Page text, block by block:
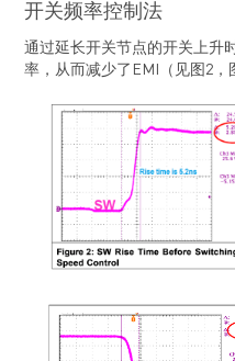
开关频率控制法
通过延长开关节点的开关上升
率，从而减少了EMI（见图2，